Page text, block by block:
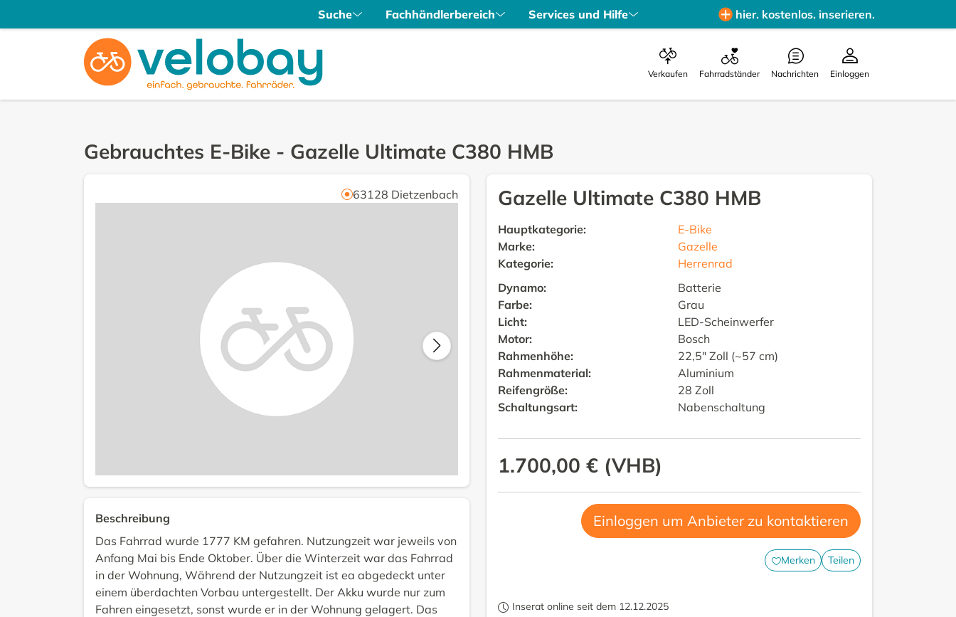
Suche Fachhändlerbereich Services und Hilfe hier. kostenlos. inserieren.
Verkaufen Fahrradständer Nachrichten Einloggen
Gebrauchtes E-Bike - Gazelle Ultimate C380 HMB
63128 Dietzenbach Gazelle Ultimate C380 HMB
Hauptkategorie:
E-Bike
Marke:
Gazelle
Kategorie:
Herrenrad
Dynamo:
Batterie
Farbe:
Grau
Licht:
LED-Scheinwerfer
Motor:
Bosch
Rahmenhöhe:
22,5" Zoll (~57 cm)
Rahmenmaterial:
Aluminium
Reifengröße:
28 Zoll
Schaltungsart: Nabenschaltung
1.700,00 € (VHB)
Einloggen um Anbieter zu kontaktieren
Merken Teilen
Inserat online seit dem 12.12.2025
Beschreibung
Das Fahrrad wurde 1777 KM gefahren. Nutzungzeit war jeweils von
Anfang Mai bis Ende Oktober. Über die Winterzeit war das Fahrrad
in der Wohnung, Während der Nutzungzeit ist ea abgedeckt unter
einem überdachten Vorbau untergestellt. Der Akku wurde nur zum
Fahren eingesetzt, sonst wurde er in der Wohnung gelagert. Das